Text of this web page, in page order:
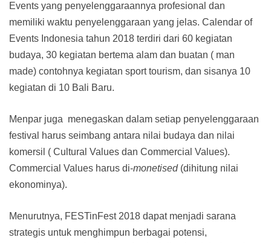
Events yang penyelenggaraannya profesional dan
memiliki waktu penyelenggaraan yang jelas. Calendar of
Events Indonesia tahun 2018 terdiri dari 60 kegiatan
budaya, 30 kegiatan bertema alam dan buatan ( man
made) contohnya kegiatan sport tourism, dan sisanya 10
kegiatan di 10 Bali Baru.
Menpar juga menegaskan dalam setiap penyelenggaraan
festival harus seimbang antara nilai budaya dan nilai
komersil ( Cultural Values dan Commercial Values).
Commercial Values harus di-monetised(dihitung nilai
ekonominya).
Menurutnya, FESTinFest 2018 dapat menjadi sarana
strategis untuk menghimpun berbagai potensi,